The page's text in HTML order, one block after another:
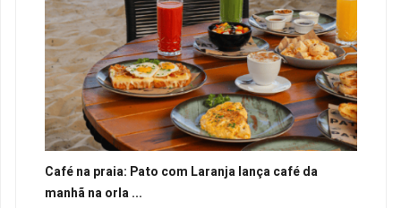
Café na praia: Pato com Laranja lança café da
manhã na orla ...